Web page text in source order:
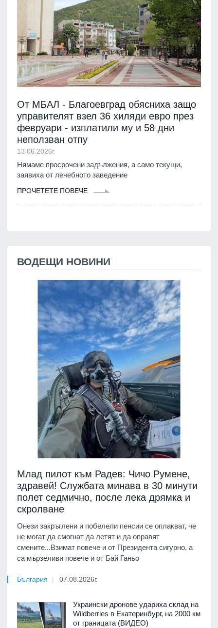
От МБАЛ - Благоевград обясниха защо
управителят взел 36 хиляди евро през
февруари - изплатили му и 58 дни
неползван отпу
13.06.2026г.
Нямаме просрочени задължения, а само текущи,
заявиха от лечебното заведение
ПРОЧЕТЕТЕ ПОВЕЧЕ
ВОДЕЩИ НОВИНИ
Млад пилот към Радев: Чичо Румене,
здравей! Службата минава в 30 минути
полет седмично, после лека дрямка и
скролване
Онези закръглени и побелели пенсии се оплакват, че
не могат да смогнат да летят и да оправят
смените...Взимат повече и от Президента сигурно, а
са мързеливи повече и от Бай Ганьо
България 07.08.2026г.
Украински дронове удариха склад на
Wildberries в Екатеринбург, на 2000 км
от границата (ВИДЕО)